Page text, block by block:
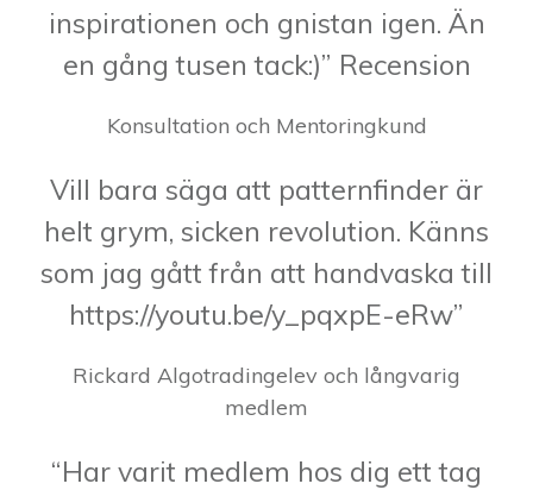
inspirationen och gnistan igen. Än
en gång tusen tack:)” Recension
Konsultation och Mentoringkund
Vill bara säga att patternfinder är
helt grym, sicken revolution. Känns
som jag gått från att handvaska till
https://youtu.be/y_pqxpE-eRw”
Rickard Algotradingelev och långvarig
medlem
“Har varit medlem hos dig ett tag